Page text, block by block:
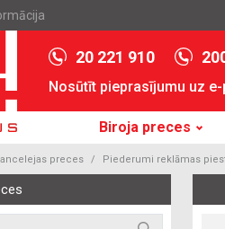
20 221 910
Nosūtīt pieprasījumu uz
Biroja preces
preces Piederumi reklāmas